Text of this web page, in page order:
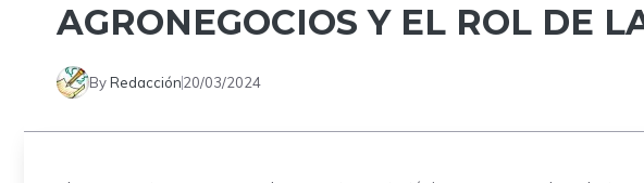
AGRONEGOCIOS Y EL ROL DE
ByRedacción20/03/2024